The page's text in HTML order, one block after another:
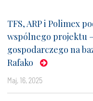
TFS, ARP i Polimex
wspólnego projektu
gospodarczego na
Rafako
maj, 16, 2025